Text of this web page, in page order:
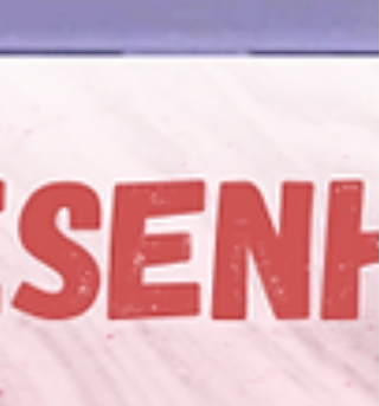
Decidi criar esse espaço para falar sobre
as coisas que mais amo.
Como doramas, produtinhos de beleza e
também séries, filmes, viagem e muito
mais.
Aqui você vai descobrir o que penso, o
que faço e do que eu realmente gosto.